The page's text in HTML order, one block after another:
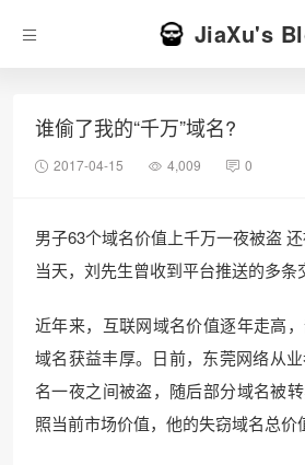
JiaXu's
谁偷了我的“千万”域名?
2017-04-15 4,009 0
男子63个域名价值上千万一夜被盗
当天，刘先生曾收到平台推送的多条
近年来，互联网域名价值逐年走高
域名获益丰厚。日前，东莞网络从
名一夜之间被盗，随后部分域名被
照当前市场价值，他的失窃域名总价